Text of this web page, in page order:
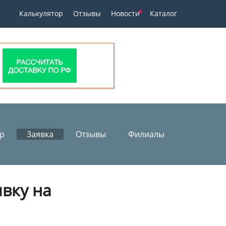
Калькулятор Отзывы Новости Каталог
Заявка Отзывы Филиалы
на